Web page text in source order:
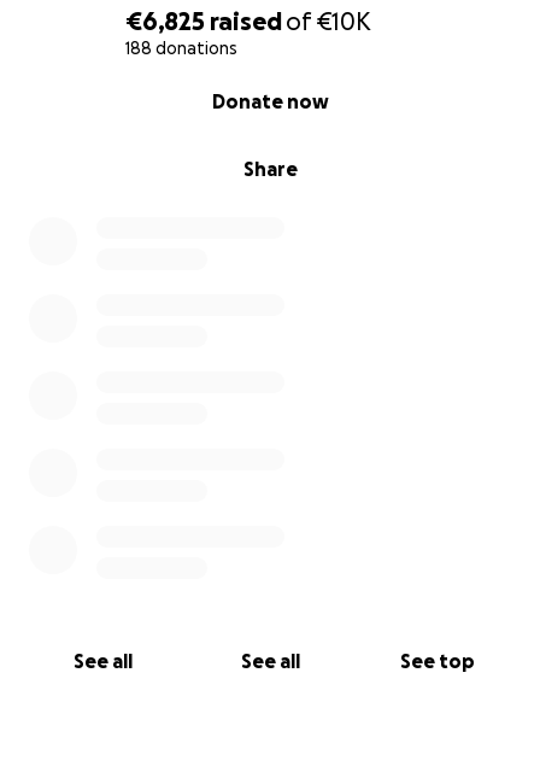
€6,825 raisedof€10K
188 donations
Share
Donate now
See all See all See top